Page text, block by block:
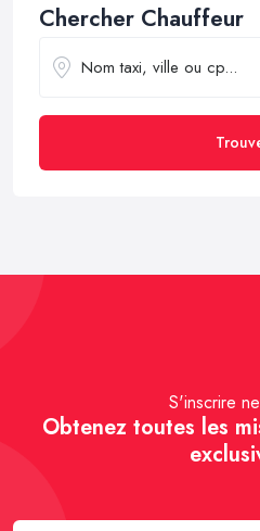
Chercher Chauffeur
S'inscrire
Obtenez toutes les